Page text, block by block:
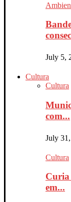
July 5,
Cultura
Cultura
com...
July
Cultura
em...